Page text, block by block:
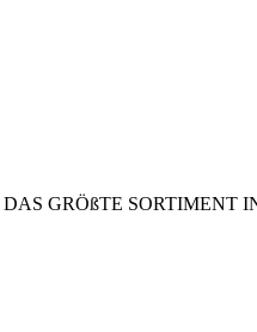
DAS GRÖßTE SORTIMENT